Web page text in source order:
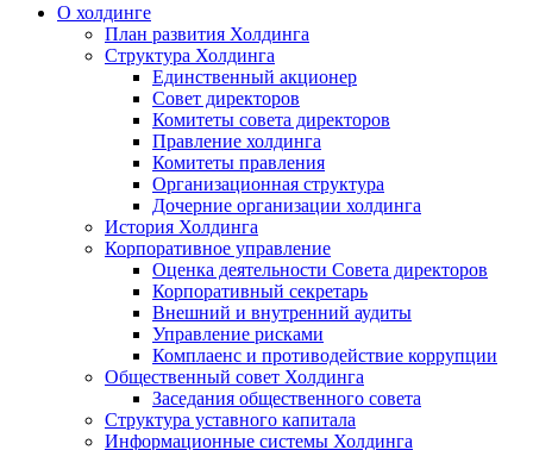
О холдинге
План развития Холдинга
Структура Холдинга
Единственный акционер
Совет директоров
Комитеты совета директоров
Правление холдинга
Комитеты правления
Организационная структура
Дочерние организации холдинга
История Холдинга
Корпоративное управление
Оценка деятельности Совета директоров
Корпоративный секретарь
Внешний и внутренний аудиты
Управление рисками
Комплаенс и противодействие коррупции
Общественный совет Холдинга
Заседания общественного совета
Структура уставного капитала
Информационные системы Холдинга